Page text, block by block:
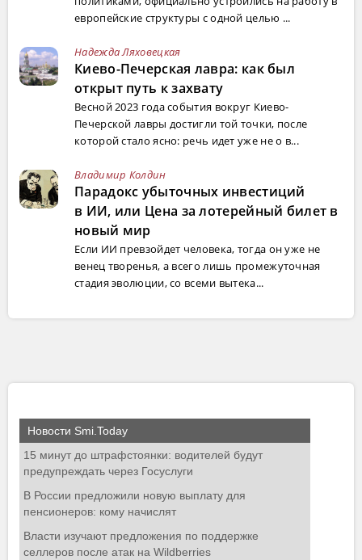
европейские структуры с одной целью ...
Надежда Ляховецкая
Киево-Печерская лавра: как был
открыт путь к захвату
Весной 2023 года события вокруг Киево-
Печерской лавры достигли той точки, после
которой стало ясно: речь идет уже не о в...
Владимир Колдин
Парадокс убыточных инвестиций
в ИИ, или Цена за лотерейный билет в
новый мир
Если ИИ превзойдет человека, тогда он уже не
венец творенья, а всего лишь промежуточная
стадия эволюции, со всеми вытека...